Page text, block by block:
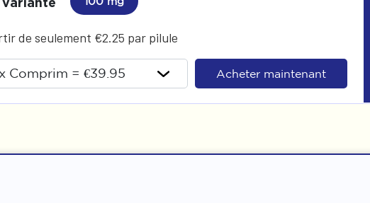
de seulement €2.25 par pilule
Acheter maintenant